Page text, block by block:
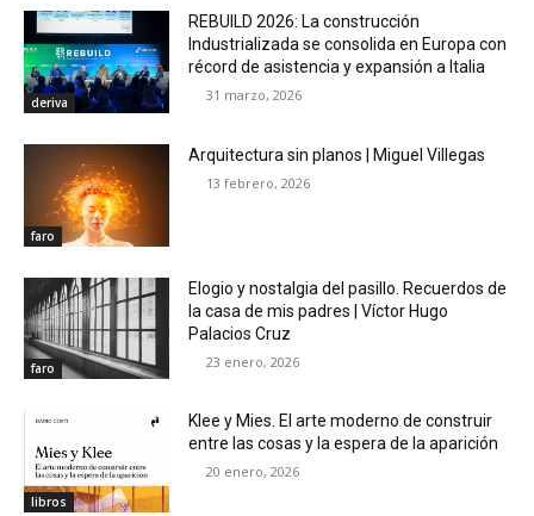
deriva
REBUILD 2026: La construcción
Industrializada se consolida en Europa con
récord de asistencia y expansión a Italia
31 marzo, 2026
faro
Arquitectura sin planos | Miguel Villegas
13 febrero, 2026
faro
Elogio y nostalgia del pasillo. Recuerdos de
la casa de mis padres | Víctor Hugo
Palacios Cruz
23 enero, 2026
libros
Klee y Mies. El arte moderno de construir
entre las cosas y la espera de la aparición
20 enero, 2026